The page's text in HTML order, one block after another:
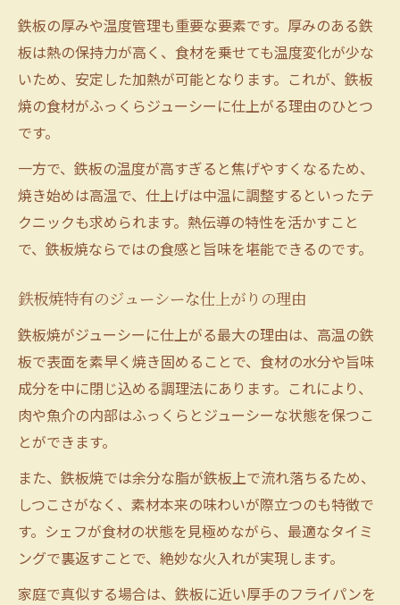
鉄板の厚みや温度管理も重要な要素です。厚みのある鉄
板は熱の保持力が高く、食材を乗せても温度変化が少な
いため、安定した加熱が可能となります。これが、鉄板
焼の食材がふっくらジューシーに仕上がる理由のひとつ
です。
一方で、鉄板の温度が高すぎると焦げやすくなるため、
焼き始めは高温で、仕上げは中温に調整するといったテ
クニックも求められます。熱伝導の特性を活かすこと
で、鉄板焼ならではの食感と旨味を堪能できるのです。
鉄板焼特有のジューシーな仕上がりの理由
鉄板焼がジューシーに仕上がる最大の理由は、高温の鉄
板で表面を素早く焼き固めることで、食材の水分や旨味
成分を中に閉じ込める調理法にあります。これにより、
肉や魚介の内部はふっくらとジューシーな状態を保つこ
とができます。
また、鉄板焼では余分な脂が鉄板上で流れ落ちるため、
しつこさがなく、素材本来の味わいが際立つのも特徴で
す。シェフが食材の状態を見極めながら、最適なタイミ
ングで裏返すことで、絶妙な火入れが実現します。
家庭で真似する場合は、鉄板に近い厚手のフライパンを